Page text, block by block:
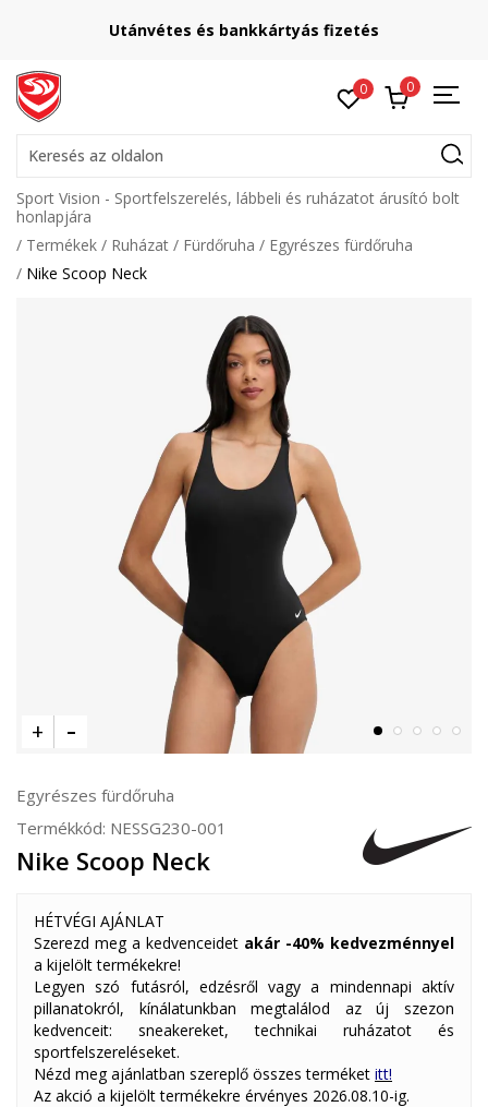
Utánvétes és bankkártyás fizetés
0 0
Keresés az oldalon
Sport Vision - Sportfelszerelés, lábbeli és ruházatot árusító bolt
honlapjára
Termékek
Ruházat Fürdőruha
Egyrészes fürdőruha
Nike Scoop Neck
Egyrészes fürdőruha
Termékkód: NESSG230-001
Nike Scoop Neck
HÉTVÉGI AJÁNLAT
Szerezd meg a kedvenceidet akár -40% kedvezménnyel
a kijelölt termékekre!
Legyen szó futásról, edzésről vagy a mindennapi aktív
pillanatokról, kínálatunkban megtalálod az új szezon
kedvenceit: sneakereket, technikai ruházatot és
sportfelszereléseket.
Nézd meg ajánlatban szereplő összes terméket itt!
Az akció a kijelölt termékekre érvényes 2026.08.10-ig.